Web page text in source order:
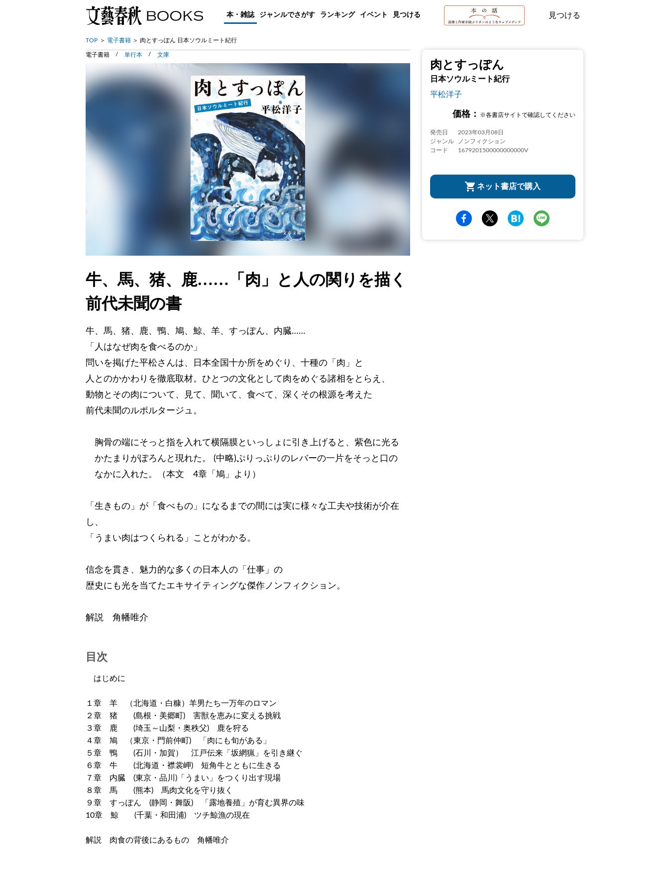
本・雑誌 ジャンルでさがす ランキング イベント 見つける 見つける
TOP 電子書籍 肉とすっぽん 日本ソウルミート紀行
肉とすっぽん
日本ソウルミート紀行
平松洋子
価格： ※各書店サイトで確認してください
発売日
2023年03月08日
ジャンル
ノンフィクション
コード
1679201500000000000V
ネット書店で購入
電子書籍 単行本 文庫
牛、馬、猪、鹿……「肉」と人の関りを描く
前代未聞の書
牛、馬、猪、鹿、鴨、鳩、鯨、羊、すっぽん、内臓……
「人はなぜ肉を食べるのか」
問いを掲げた平松さんは、日本全国十か所をめぐり、十種の「肉」と
人とのかかわりを徹底取材。ひとつの文化として肉をめぐる諸相をとらえ、
動物とその肉について、見て、聞いて、食べて、深くその根源を考えた
前代未聞のルポルタージュ。
胸骨の端にそっと指を入れて横隔膜といっしょに引き上げると、紫色に光る
かたまりがぽろんと現れた。 (中略)ぷりっぷりのレバーの一片をそっと口の
なかに入れた。（本文 4章「鳩」より）
「生きもの」が「食べもの」になるまでの間には実に様々な工夫や技術が介在
し、
「うまい肉はつくられる」ことがわかる。
信念を貫き、魅力的な多くの日本人の「仕事」の
歴史にも光を当てたエキサイティングな傑作ノンフィクション。
解説 角幡唯介
目次
はじめに
１章 羊 （北海道・白糠）羊男たち一万年のロマン
２章 猪 (島根・美郷町) 害獣を恵みに変える挑戦
３章 鹿 (埼玉～山梨・奥秩父) 鹿を狩る
４章 鳩 （東京・門前仲町) 「肉にも旬がある」
５章 鴨 (石川・加賀） 江戸伝来「坂網猟」を引き継ぐ
６章 牛 (北海道・襟裳岬) 短角牛とともに生きる
７章 内臓 (東京・品川)「うまい」をつくり出す現場
８章 馬 (熊本) 馬肉文化を守り抜く
９章 すっぽん (静岡・舞阪) 「露地養殖」が育む異界の味
10章 鯨 (千葉・和田浦) ツチ鯨漁の現在
解説 肉食の背後にあるもの 角幡唯介